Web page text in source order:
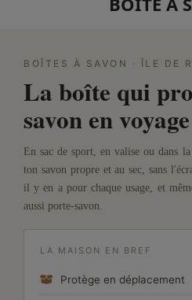
BOÎTES À SAVON · ÎLE DE
La boîte qui
savon en voyage
En sac de sport, en valise ou dans
ton savon propre et au sec, sans
il y en a pour chaque usage, et
aussi porte-savon.
LA MAISON EN BREF
Protège en déplacement